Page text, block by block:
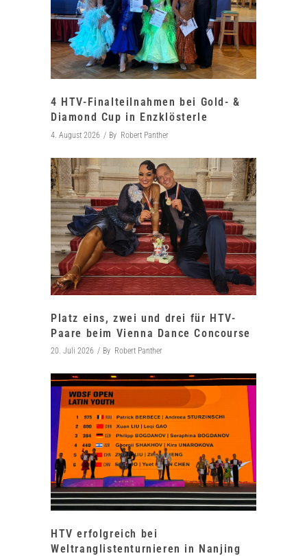
4 HTV-Finalteilnahmen bei Gold- &
Diamond Cup in Enzklösterle
4. August 2026 By Robert Panther
Platz eins, zwei und drei für HTV-
Paare beim Vienna Dance Concourse
20. Juli 2026 By Robert Panther
HTV erfolgreich bei
Weltranglistenturnieren in Nanjing